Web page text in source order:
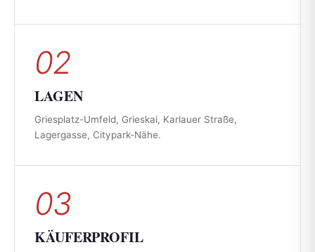
02
LAGEN
Griesplatz-Umfeld, Grieskai, Karlauer Straße,
Lagergasse, Citypark-Nähe.
03
KÄUFERPROFIL